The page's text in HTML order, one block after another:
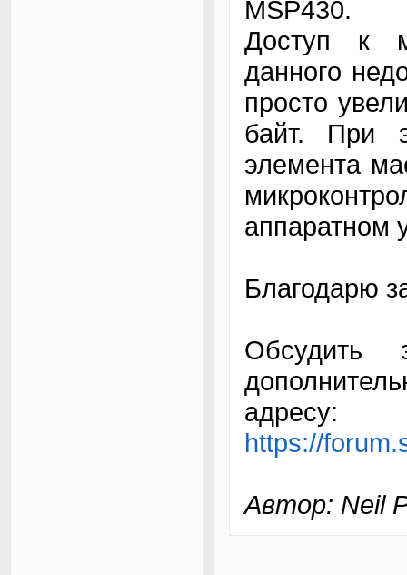
MSP430.
Доступ к
данного
просто
байт. При
элемента
аппаратном
Благодарю
Обсудить
адресу:
https://
Автор: Neil